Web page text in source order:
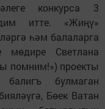
конкурса 3
итте. «Жиңү»
һәм балаларга
мөдире Светлана
помним!») проекты
булмаган
Бөек Ватан